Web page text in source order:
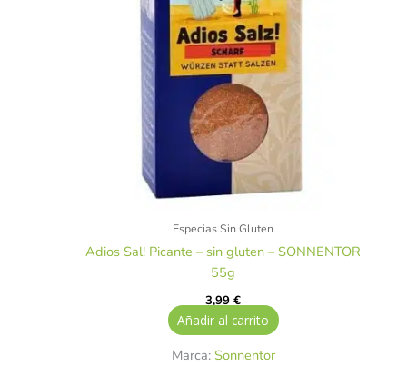
Especias Sin Gluten
Adios Sal! Picante – sin gluten – SONNENTOR
55g
3,99€
Añadir al carrito
Marca: Sonnentor